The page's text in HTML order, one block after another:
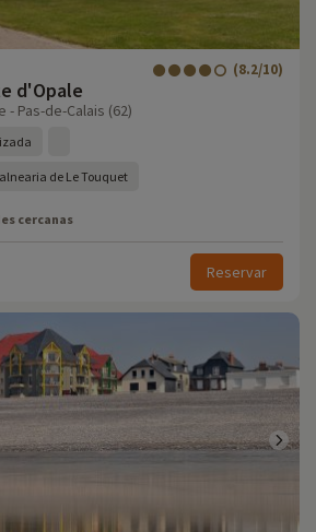
d'Opale
(8.2/10)
- Pas-de-Calais (62)
de Le Touquet
cercanas
Reservar